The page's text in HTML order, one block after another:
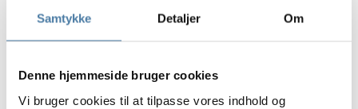
Samtykke Detaljer Om
Denne hjemmeside bruger cookies
Vi bruger cookies til at tilpasse vores indhold og